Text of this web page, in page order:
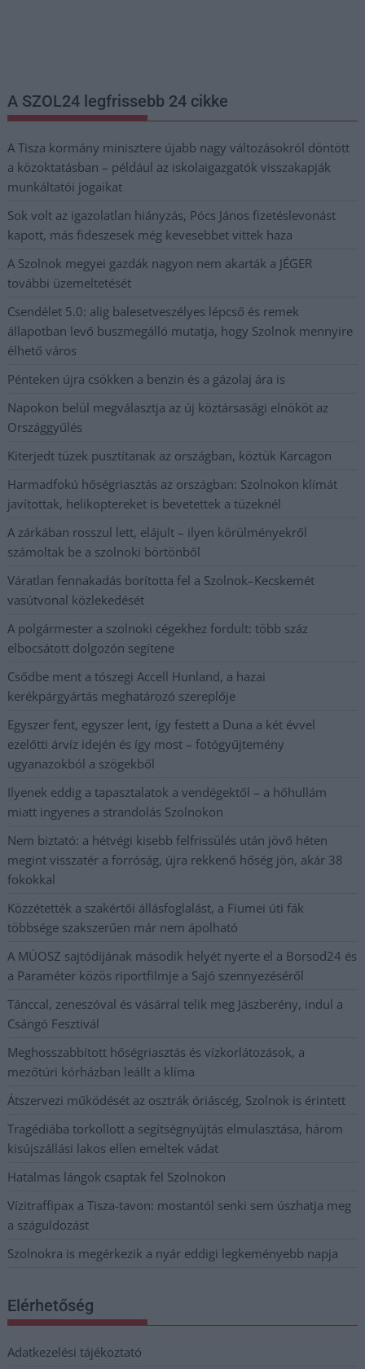
A SZOL24 legfrissebb 24 cikke
A Tisza kormány minisztere újabb nagy változásokról döntött
a közoktatásban – például az iskolaigazgatók visszakapják
munkáltatói jogaikat
Sok volt az igazolatlan hiányzás, Pócs János fizetéslevonást
kapott, más fideszesek még kevesebbet vittek haza
A Szolnok megyei gazdák nagyon nem akarták a JÉGER
további üzemeltetését
Csendélet 5.0: alig balesetveszélyes lépcső és remek
állapotban levő buszmegálló mutatja, hogy Szolnok mennyire
élhető város
Pénteken újra csökken a benzin és a gázolaj ára is
Napokon belül megválasztja az új köztársasági elnököt az
Országgyűlés
Kiterjedt tüzek pusztítanak az országban, köztük Karcagon
Harmadfokú hőségriasztás az országban: Szolnokon klímát
javítottak, helikoptereket is bevetettek a tüzeknél
A zárkában rosszul lett, elájult – ilyen körülményekről
számoltak be a szolnoki börtönből
Váratlan fennakadás borította fel a Szolnok–Kecskemét
vasútvonal közlekedését
A polgármester a szolnoki cégekhez fordult: több száz
elbocsátott dolgozón segítene
Csődbe ment a tószegi Accell Hunland, a hazai
kerékpárgyártás meghatározó szereplője
Egyszer fent, egyszer lent, így festett a Duna a két évvel
ezelőtti árvíz idején és így most – fotógyűjtemény
ugyanazokból a szögekből
Ilyenek eddig a tapasztalatok a vendégektől – a hőhullám
miatt ingyenes a strandolás Szolnokon
Nem biztató: a hétvégi kisebb felfrissülés után jövő héten
megint visszatér a forróság, újra rekkenő hőség jön, akár 38
fokokkal
Közzétették a szakértői állásfoglalást, a Fiumei úti fák
többsége szakszerűen már nem ápolható
A MÚOSZ sajtódíjának második helyét nyerte el a Borsod24 és
a Paraméter közös riportfilmje a Sajó szennyezéséről
Tánccal, zeneszóval és vásárral telik meg Jászberény, indul a
Csángó Fesztivál
Meghosszabbított hőségriasztás és vízkorlátozások, a
mezőtúri kórházban leállt a klíma
Átszervezi működését az osztrák óriáscég, Szolnok is érintett
Tragédiába torkollott a segítségnyújtás elmulasztása, három
kisújszállási lakos ellen emeltek vádat
Hatalmas lángok csaptak fel Szolnokon
Vízitraffipax a Tisza-tavon: mostantól senki sem úszhatja meg
a száguldozást
Szolnokra is megérkezik a nyár eddigi legkeményebb napja
Elérhetőség
Adatkezelési tájékoztató